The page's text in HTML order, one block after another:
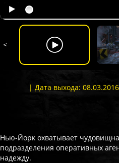
<
| Дата выхода:
Нью-Йорк охватывает
подразделения оперативных
надежду.